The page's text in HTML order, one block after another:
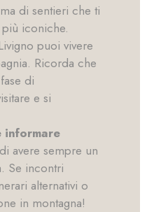
di sentieri che ti
iconiche.
puoi vivere
Ricorda che
di
e si
informare
avere sempre un
Se incontri
alternativi o
in montagna!